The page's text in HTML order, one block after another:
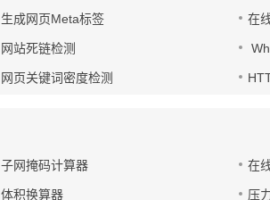
生成网页Meta标签 在
网站死链检测
网页关键词密度检测
子网掩码计算器 在
体积换算器 压